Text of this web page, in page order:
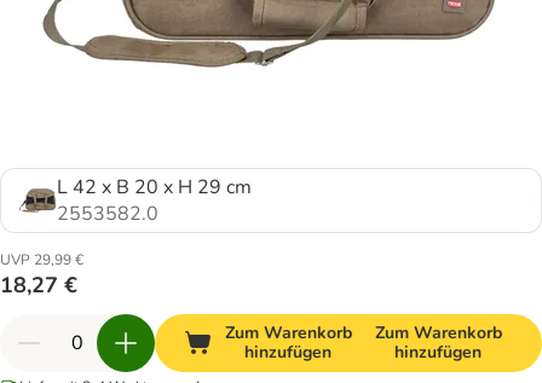
L 42 x B 20 x H 29 cm
2553582.0
UVP 29,99 €
18,27 €
Zum Warenkorb
hinzufügen
Zum Warenkorb
hinzufügen